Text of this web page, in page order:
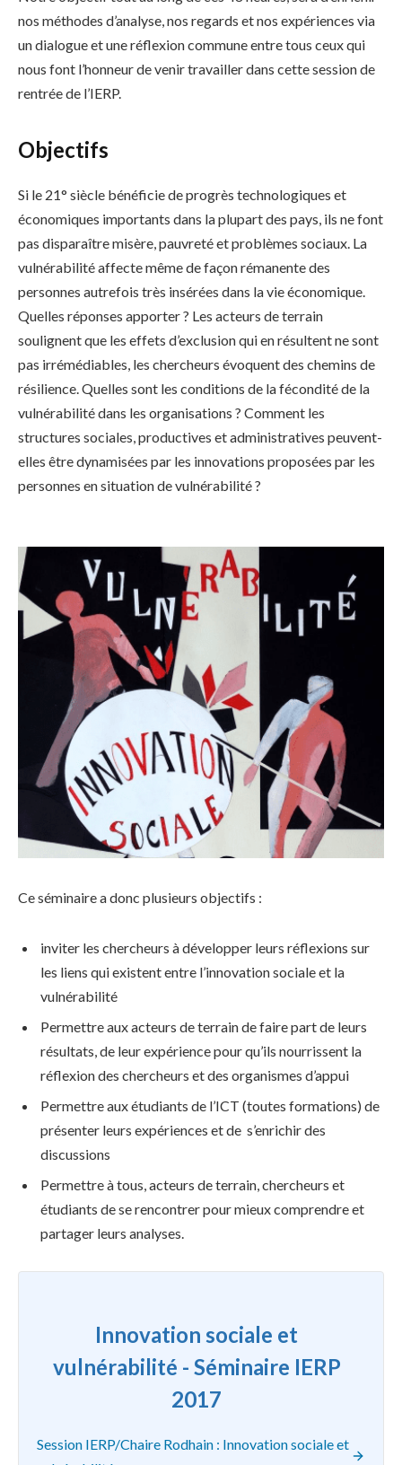
nos méthodes d’analyse, nos regards et nos expériences via
un dialogue et une réflexion commune entre tous ceux qui
nous font l’honneur de venir travailler dans cette session de
rentrée de l’IERP.
Objectifs
Si le 21° siècle bénéficie de progrès technologiques et
économiques importants dans la plupart des pays, ils ne font
pas disparaître misère, pauvreté et problèmes sociaux. La
vulnérabilité affecte même de façon rémanente des
personnes autrefois très insérées dans la vie économique.
Quelles réponses apporter ? Les acteurs de terrain
soulignent que les effets d’exclusion qui en résultent ne sont
pas irrémédiables, les chercheurs évoquent des chemins de
résilience. Quelles sont les conditions de la fécondité de la
vulnérabilité dans les organisations ? Comment les
structures sociales, productives et administratives peuvent-
elles être dynamisées par les innovations proposées par les
personnes en situation de vulnérabilité ?
Ce séminaire a donc plusieurs objectifs :
inviter les chercheurs à développer leurs réflexions sur
les liens qui existent entre l’innovation sociale et la
vulnérabilité
Permettre aux acteurs de terrain de faire part de leurs
résultats, de leur expérience pour qu’ils nourrissent la
réflexion des chercheurs et des organismes d’appui
Permettre aux étudiants de l’ICT (toutes formations) de
présenter leurs expériences et de s’enrichir des
discussions
Permettre à tous, acteurs de terrain, chercheurs et
étudiants de se rencontrer pour mieux comprendre et
partager leurs analyses.
Innovation sociale et
vulnérabilité - Séminaire IERP
2017
Session IERP/Chaire Rodhain : Innovation sociale et